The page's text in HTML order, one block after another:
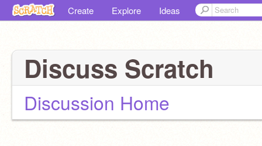
Create Explore Ideas
Discuss Scratch
Discussion Home